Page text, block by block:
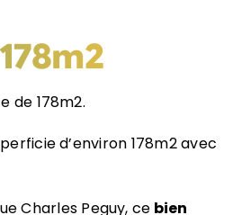
de 178m2.
d’environ 178m2 avec
Charles Peguy, ce bien